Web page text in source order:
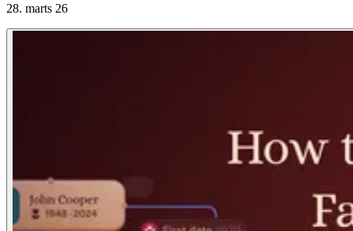
28. marts 26